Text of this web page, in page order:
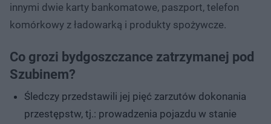
innymi dwie karty bankomatowe, paszport, telefon
komórkowy z ładowarką i produkty spożywcze.
Co grozi bydgoszczance zatrzymanej pod
Szubinem?
Śledczy przedstawili jej pięć zarzutów dokonania
przestępstw, tj.: prowadzenia pojazdu w stanie